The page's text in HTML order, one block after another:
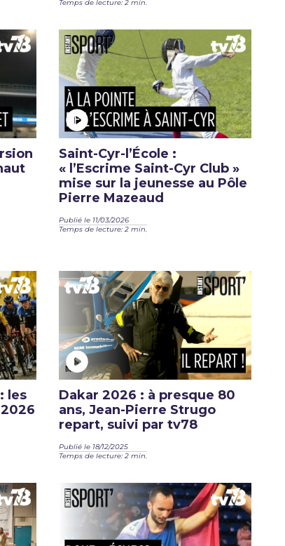
Temps de lecture: 2 min.
Saint-Cyr-l’École :
« l’Escrime Saint-Cyr Club »
mise sur la jeunesse au Pôle
Pierre Mazeaud
Publié le 11/03/2026
Temps de lecture: 2 min.
les
Dakar 2026 : à presque 80
ans, Jean-Pierre Strugo
repart, suivi par tv78
Publié le 18/12/2025
Temps de lecture: 2 min.